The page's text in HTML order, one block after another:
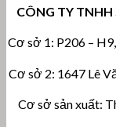
CÔNG TY
Cơ sở 1: P206 –
Cơ sở 2: 1647 Lê
Cơ sở sản xuất: